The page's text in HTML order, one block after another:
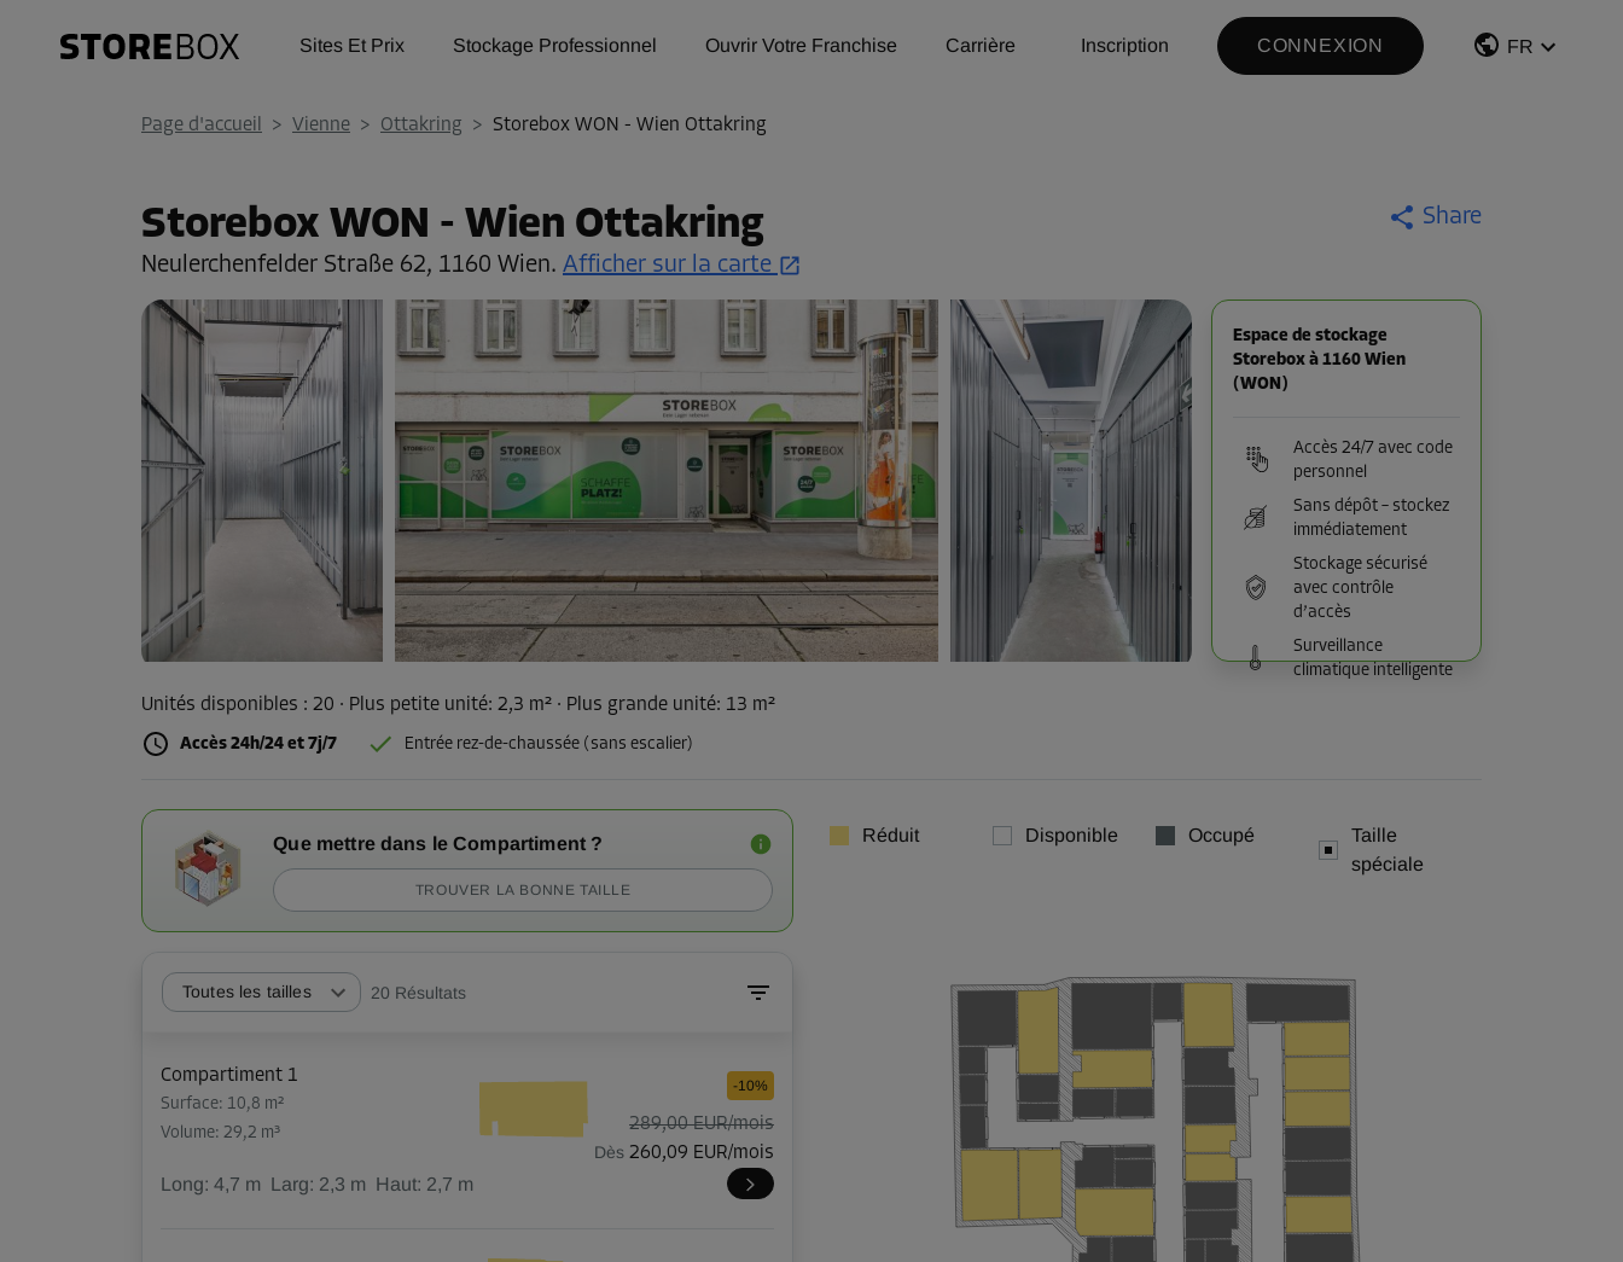
Sites Et Prix Stockage Professionnel Ouvrir Votre Franchise Carrière Inscription CONNEXION FR
Page d'accueil > Vienne > Ottakring > Storebox WON - Wien Ottakring
Storebox WON - Wien Ottakring
Neulerchenfelder Straße 62, 1160 Wien. Afficher sur la carte
Share
Espace de stockage
Storebox à 1160 Wien
(WON)
Accès 24/7 avec code
personnel
Sans dépôt – stockez
immédiatement
Stockage sécurisé
avec contrôle
d’accès
Surveillance
climatique intelligente
Unités disponibles : 20 · Plus petite unité: 2,3 m² · Plus grande unité: 13 m²
Accès 24h/24 et 7j/7 Entrée rez-de-chaussée (sans escalier)
Que mettre dans le Compartiment ?
TROUVER LA BONNE TAILLE
Toutes les tailles 20 Résultats
Compartiment 1
Surface: 10,8 m²
Volume: 29,2 m³
Long: 4,7 m Larg: 2,3 m Haut: 2,7 m
-10%
289,00 EUR/mois
Dès 260,09 EUR/mois
Réduit Disponible Occupé
Taille
spéciale